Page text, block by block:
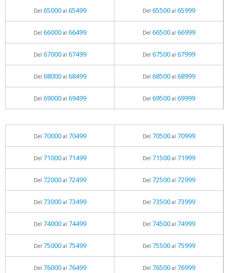
Del 65000al 65499 Del 65500al 65999
Del 66000al 66499 Del 66500al 66999
Del 67000al 67499 Del 67500al 67999
Del 68000al 68499 Del 68500al 68999
Del 69000al 69499 Del 69500al 69999
Del 70000al 70499 Del 70500al 70999
Del 71000al 71499 Del 71500al 71999
Del 72000al 72499 Del 72500al 72999
Del 73000al 73499 Del 73500al 73999
Del 74000al 74499 Del 74500al 74999
Del 75000al 75499 Del 75500al 75999
Del 76000al 76499 Del 76500al 76999